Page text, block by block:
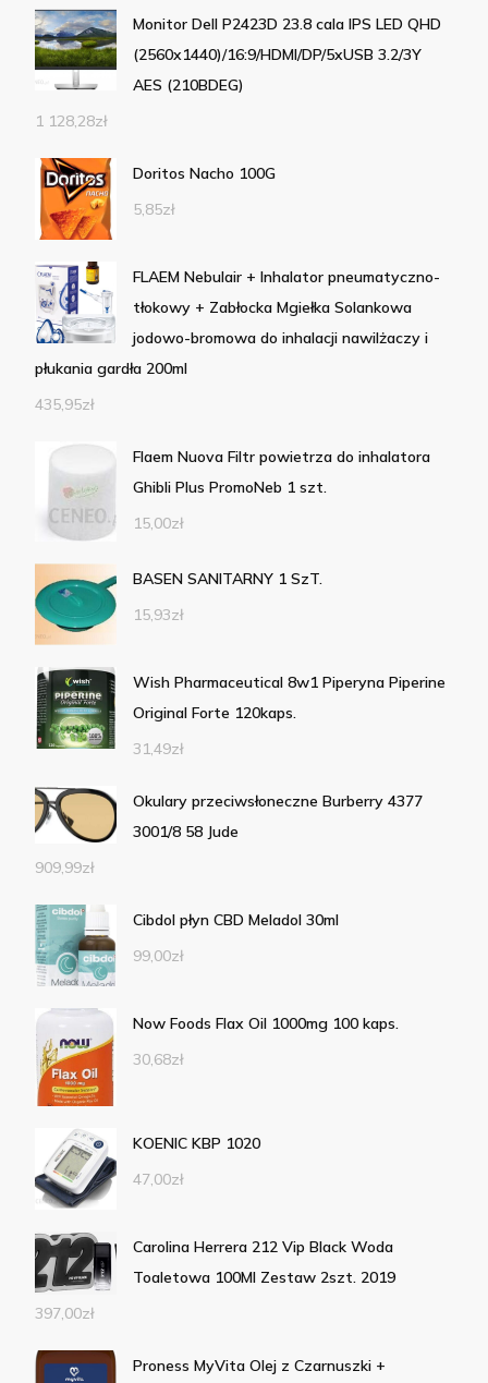
Monitor Dell P2423D 23.8 cala IPS LED QHD
(2560x1440)/16:9/HDMI/DP/5xUSB 3.2/3Y
AES (210BDEG)
1 128,28zł
Doritos Nacho 100G
5,85zł
FLAEM Nebulair + Inhalator pneumatyczno-
tłokowy + Zabłocka Mgiełka Solankowa
jodowo-bromowa do inhalacji nawilżaczy i
płukania gardła 200ml
435,95zł
Flaem Nuova Filtr powietrza do inhalatora
Ghibli Plus PromoNeb 1 szt.
15,00zł
BASEN SANITARNY 1 SzT.
15,93zł
Wish Pharmaceutical 8w1 Piperyna Piperine
Original Forte 120kaps.
31,49zł
Okulary przeciwsłoneczne Burberry 4377
3001/8 58 Jude
909,99zł
Cibdol płyn CBD Meladol 30ml
99,00zł
Now Foods Flax Oil 1000mg 100 kaps.
30,68zł
KOENIC KBP 1020
47,00zł
Carolina Herrera 212 Vip Black Woda
Toaletowa 100Ml Zestaw 2szt. 2019
397,00zł
Proness MyVita Olej z Czarnuszki +